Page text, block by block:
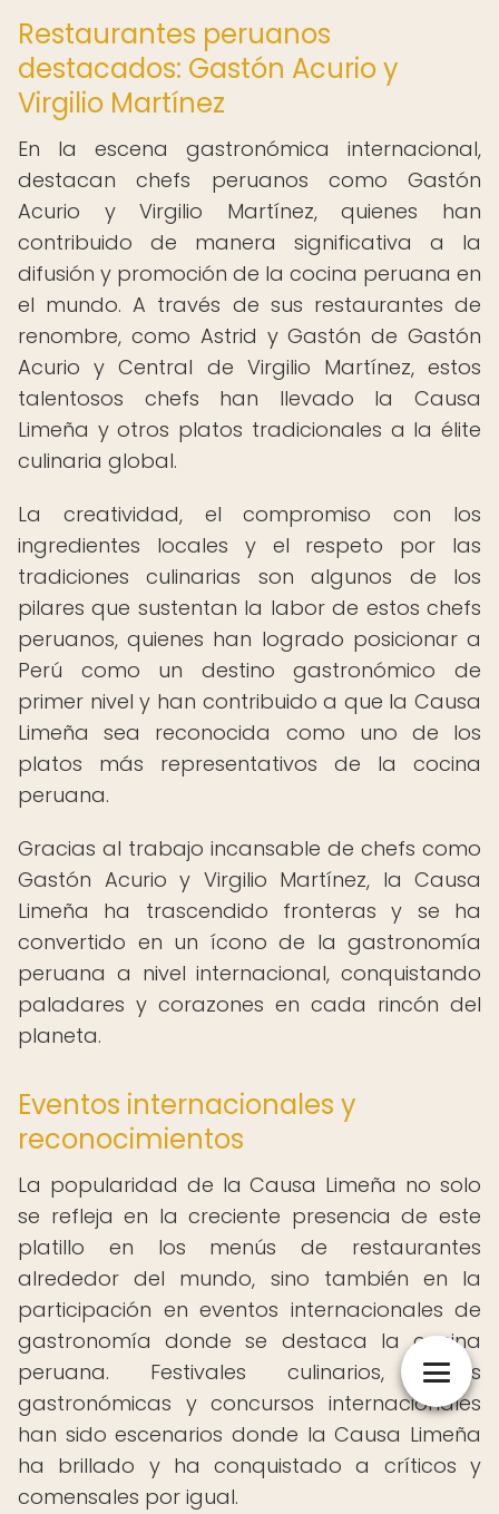
Restaurantes peruanos
destacados: Gastón Acurio y
Virgilio Martínez
En la escena gastronómica internacional,
destacan chefs peruanos como Gastón
Acurio y Virgilio Martínez, quienes han
contribuido de manera significativa a la
difusión y promoción de la cocina peruana en
el mundo. A través de sus restaurantes de
renombre, como Astrid y Gastón de Gastón
Acurio y Central de Virgilio Martínez, estos
talentosos chefs han llevado la Causa
Limeña y otros platos tradicionales a la élite
culinaria global.
La creatividad, el compromiso con los
ingredientes locales y el respeto por las
tradiciones culinarias son algunos de los
pilares que sustentan la labor de estos chefs
peruanos, quienes han logrado posicionar a
Perú como un destino gastronómico de
primer nivel y han contribuido a que la Causa
Limeña sea reconocida como uno de los
platos más representativos de la cocina
peruana.
Gracias al trabajo incansable de chefs como
Gastón Acurio y Virgilio Martínez, la Causa
Limeña ha trascendido fronteras y se ha
convertido en un ícono de la gastronomía
peruana a nivel internacional, conquistando
paladares y corazones en cada rincón del
planeta.
Eventos internacionales y
reconocimientos
La popularidad de la Causa Limeña no solo
se refleja en la creciente presencia de este
platillo en los menús de restaurantes
alrededor del mundo, sino también en la
participación en eventos internacionales de
gastronomía donde se destaca la cocina
peruana. Festivales culinarios, ferias
gastronómicas y concursos internacionales
han sido escenarios donde la Causa Limeña
ha brillado y ha conquistado a críticos y
comensales por igual.